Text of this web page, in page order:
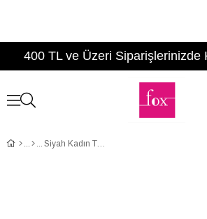
400 TL ve Üzeri Siparişlerinizde
Siyah Kadın Topuklu Ayakkabı D404132802